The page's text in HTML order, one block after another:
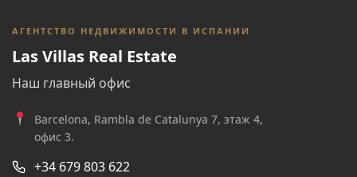
АГЕНТСТВО НЕДВИЖИМОСТИ В ИСПАНИИ
Las Villas Real Estate
Наш главный офис
Barcelona, Rambla de Catalunya 7, этаж 4,
офис 3.
+34 679 803 622